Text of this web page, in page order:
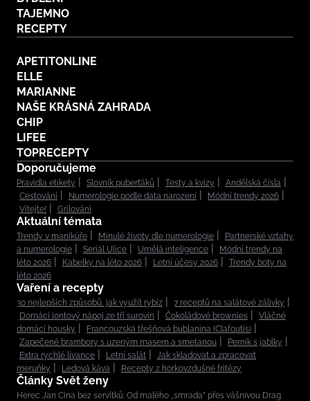
TAJEMNO
RECEPTY
APETITONLINE
ELLE
MARIANNE
NAŠE KRÁSNÁ ZAHRADA
CHIP
LIFEE
TOPRECEPTY
Doporučujeme
Pravidla etikety Slovník puberťáků Testy a kvízy
Andělská čísla
Cestování
Numerologie podle data narození
Módní trendy 2026
Vítejte!
Grilování
Aktuální témata
Trendy v manikúře Minulé životy dle numerologie
Partnerské vztahy
a numerologie
Seriál Ulice Umělá inteligence
Módní trendy na
léto 2026
Kabelky na léto 2026 Letní účesy 2026
Trendy boty na
léto 2026
Vaření a recepty
30 nejlepších způsobů, jak využít rybíz
7 receptů na salátové zálivky
Domácí iontový nápoj ze tří surovin
Čokoládové brownies
Vláčné
domácí housky
Francouzská třešňová bublanina (Clafoutis)
Zapečené brambory s uzeným masem a smetanou
Perník s jablky
Extra rychlé lívance
Letní salát
Jak skladovat a zpracovat
meruňky
Ledová káva Recepty z horkovzdušné fritézy
Články Svět ženy
Herec Jan Cina bez servítků: Od malého „smrada” přes vášnivou Drag